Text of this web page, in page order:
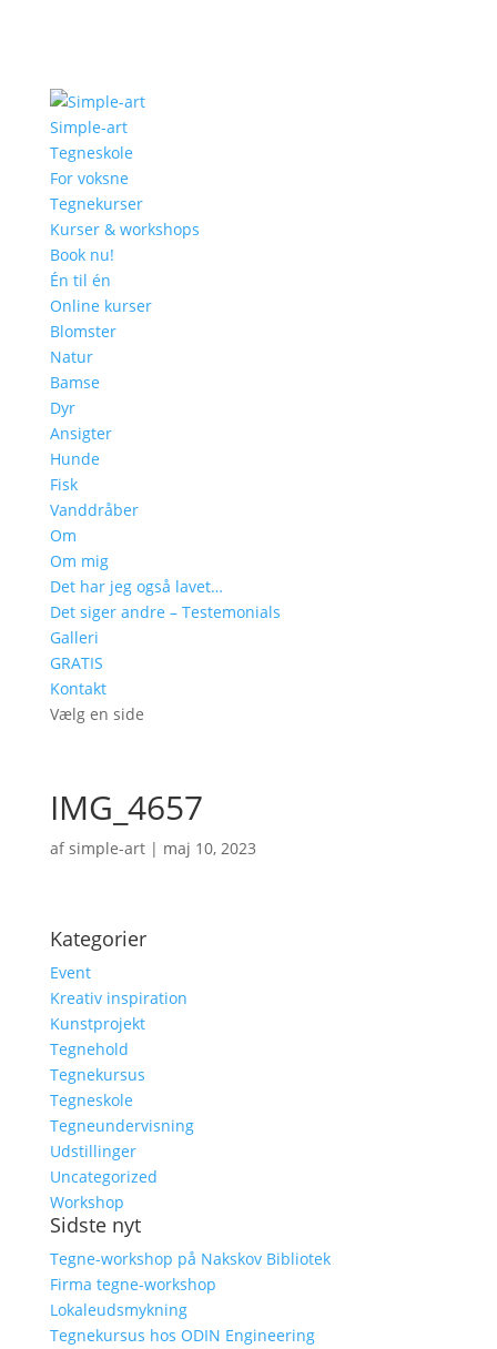
Simple-art
Tegneskole
For voksne
Tegnekurser
Kurser & workshops
Book nu!
Én til én
Online kurser
Blomster
Natur
Bamse
Dyr
Ansigter
Hunde
Fisk
Vanddråber
Om
Om mig
Det har jeg også lavet…
Det siger andre – Testemonials
Galleri
GRATIS
Kontakt
Vælg en side
IMG_4657
afsimple-art| maj 10, 2023
Kategorier
Event
Kreativ inspiration
Kunstprojekt
Tegnehold
Tegnekursus
Tegneskole
Tegneundervisning
Udstillinger
Uncategorized
Workshop
Sidste nyt
Tegne-workshop på Nakskov Bibliotek
Firma tegne-workshop
Lokaleudsmykning
Tegnekursus hos ODIN Engineering